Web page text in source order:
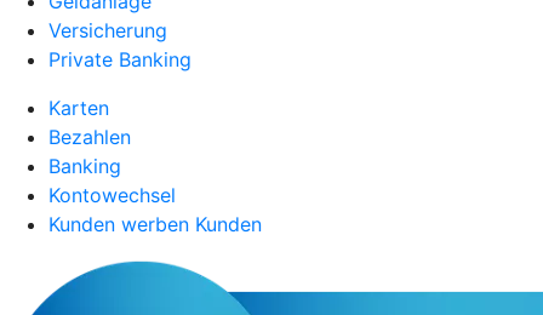
Versicherung
Private Banking
Karten
Bezahlen
Banking
Kontowechsel
Kunden werben Kunden